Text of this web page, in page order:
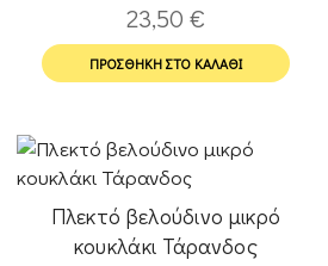
23,50 €
ΠΡΟΣΘΉΚΗ ΣΤΟ ΚΑΛΆΘΙ
Πλεκτό βελούδινο μικρό
κουκλάκι Τάρανδος